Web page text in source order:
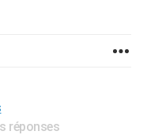
réponses